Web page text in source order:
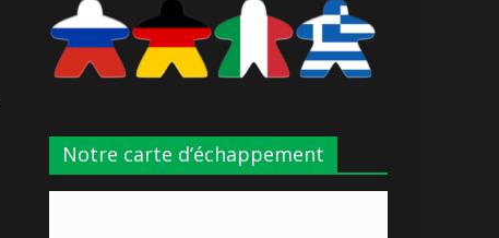
Notre carte d’échappement